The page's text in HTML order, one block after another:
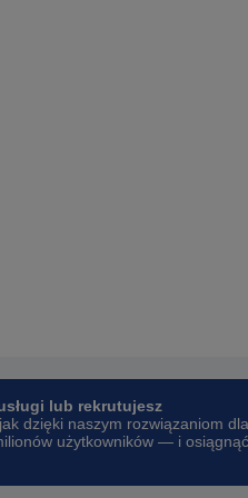
lub rekrutujesz
dzięki naszym rozwiązaniom dla
użytkowników — i osiągnąć